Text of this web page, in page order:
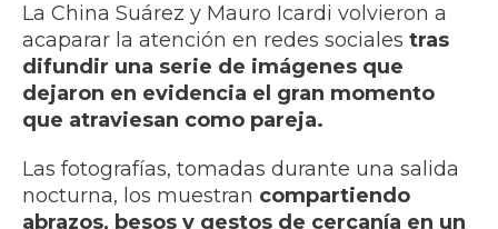
La China Suárez y Mauro Icardi volvieron a
acaparar la atención en redes sociales tras
difundir una serie de imágenes que
dejaron en evidencia el gran momento
que atraviesan como pareja.
Las fotografías, tomadas durante una salida
nocturna, los muestran compartiendo
abrazos, besos y gestos de cercanía en un